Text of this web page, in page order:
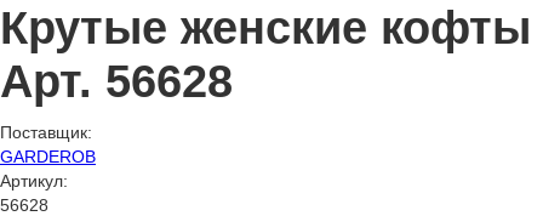
Крутые женские кофты
Арт. 56628
Поставщик:
GARDEROB
Артикул:
56628